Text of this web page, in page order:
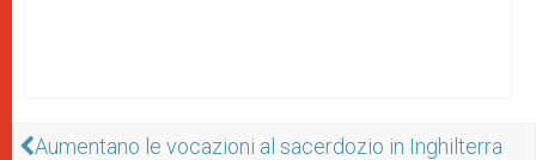
Aumentano le vocazioni al sacerdozio in Inghilterra